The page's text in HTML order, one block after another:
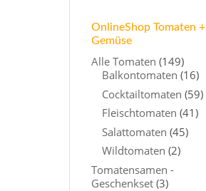
OnlineShop Tomaten +
Gemüse
Alle Tomaten (149)
Balkontomaten (16)
Cocktailtomaten (59)
Fleischtomaten (41)
Salattomaten (45)
Wildtomaten (2)
Tomatensamen -
Geschenkset (3)